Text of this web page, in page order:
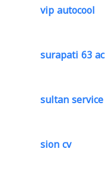
vip autocool
surapati 63 ac
sultan service
sion cv